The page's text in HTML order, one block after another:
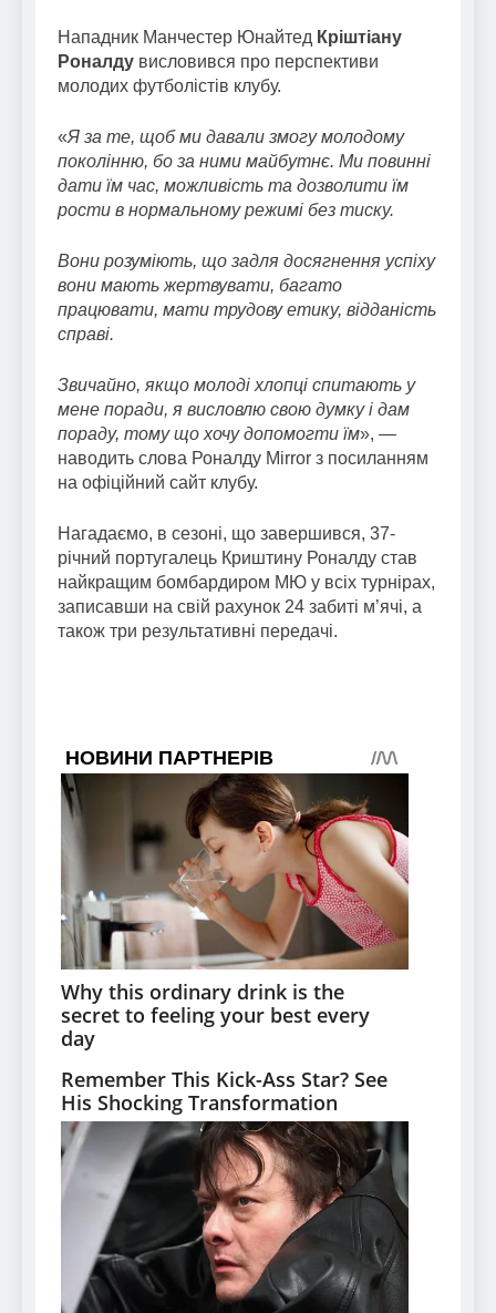
Нападник Манчестер Юнайтед Кріштіану
Роналду висловився про перспективи
молодих футболістів клубу.
«Я за те, щоб ми давали змогу молодому
поколінню, бо за ними майбутнє. Ми повинні
дати їм час, можливість та дозволити їм
рости в нормальному режимі без тиску.
Вони розуміють, що задля досягнення успіху
вони мають жертвувати, багато
працювати, мати трудову етику, відданість
справі.
Звичайно, якщо молоді хлопці спитають у
мене поради, я висловлю свою думку і дам
пораду, тому що хочу допомогти їм», —
наводить слова Роналду Mirror з посиланням
на офіційний сайт клубу.
Нагадаємо, в сезоні, що завершився, 37-
річний португалець Криштину Роналду став
найкращим бомбардиром МЮ у всіх турнірах,
записавши на свій рахунок 24 забиті м’ячі, а
також три результативні передачі.